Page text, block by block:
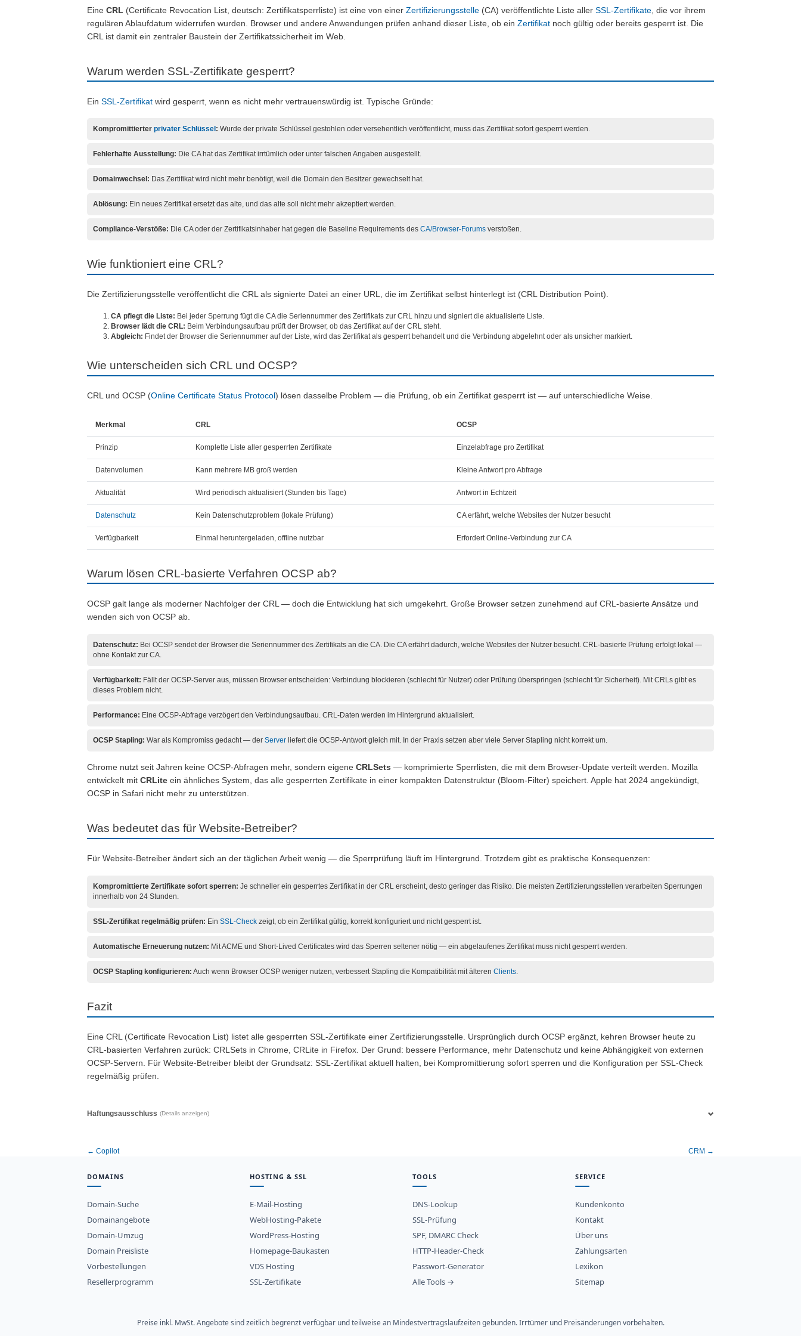
Eine CRL (Certificate Revocation List, deutsch: Zertifikatsperrliste) ist eine von einer Zertifizierungsstelle (CA) veröffentlichte Liste aller SSL-Zertifikate , die vor ihrem
regulären Ablaufdatum widerrufen wurden. Browser und andere Anwendungen prüfen anhand dieser Liste, ob ein Zertifikat noch gültig oder bereits gesperrt ist. Die
CRL ist damit ein zentraler Baustein der Zertifikatssicherheit im Web.
Warum werden SSL-Zertifikate gesperrt?
Ein SSL-Zertifikat wird gesperrt, wenn es nicht mehr vertrauenswürdig ist. Typische Gründe:
Kompromittierter privater Schlüssel : Wurde der private Schlüssel gestohlen oder versehentlich veröffentlicht, muss das Zertifikat sofort gesperrt werden.
Fehlerhafte Ausstellung: Die CA hat das Zertifikat irrtümlich oder unter falschen Angaben ausgestellt.
Domainwechsel: Das Zertifikat wird nicht mehr benötigt, weil die Domain den Besitzer gewechselt hat.
Ablösung: Ein neues Zertifikat ersetzt das alte, und das alte soll nicht mehr akzeptiert werden.
Compliance-Verstöße: Die CA oder der Zertifikatsinhaber hat gegen die Baseline Requirements des CA/Browser-Forums verstoßen.
Wie funktioniert eine CRL?
Die Zertifizierungsstelle veröffentlicht die CRL als signierte Datei an einer URL, die im Zertifikat selbst hinterlegt ist (CRL Distribution Point).
CA pflegt die Liste: Bei jeder Sperrung fügt die CA die Seriennummer des Zertifikats zur CRL hinzu und signiert die aktualisierte Liste.
Browser lädt die CRL: Beim Verbindungsaufbau prüft der Browser, ob das Zertifikat auf der CRL steht.
Abgleich: Findet der Browser die Seriennummer auf der Liste, wird das Zertifikat als gesperrt behandelt und die Verbindung abgelehnt oder als unsicher markiert.
Wie unterscheiden sich CRL und OCSP?
CRL und OCSP (Online Certificate Status Protocol ) lösen dasselbe Problem — die Prüfung, ob ein Zertifikat gesperrt ist — auf unterschiedliche Weise.
Merkmal CRL OCSP
Prinzip Komplette Liste aller gesperrten Zertifikate Einzelabfrage pro Zertifikat
Datenvolumen Kann mehrere MB groß werden Kleine Antwort pro Abfrage
Aktualität Wird periodisch aktualisiert (Stunden bis Tage) Antwort in Echtzeit
Datenschutz Kein Datenschutzproblem (lokale Prüfung) CA erfährt, welche Websites der Nutzer besucht
Verfügbarkeit Einmal heruntergeladen, offline nutzbar Erfordert Online-Verbindung zur CA
Warum lösen CRL-basierte Verfahren OCSP ab?
OCSP galt lange als moderner Nachfolger der CRL — doch die Entwicklung hat sich umgekehrt. Große Browser setzen zunehmend auf CRL-basierte Ansätze und
wenden sich von OCSP ab.
Datenschutz: Bei OCSP sendet der Browser die Seriennummer des Zertifikats an die CA. Die CA erfährt dadurch, welche Websites der Nutzer besucht. CRL-basierte Prüfung erfolgt lokal —
ohne Kontakt zur CA.
Verfügbarkeit: Fällt der OCSP-Server aus, müssen Browser entscheiden: Verbindung blockieren (schlecht für Nutzer) oder Prüfung überspringen (schlecht für Sicherheit). Mit CRLs gibt es
dieses Problem nicht.
Performance: Eine OCSP-Abfrage verzögert den Verbindungsaufbau. CRL-Daten werden im Hintergrund aktualisiert.
OCSP Stapling: War als Kompromiss gedacht — der Server liefert die OCSP-Antwort gleich mit. In der Praxis setzen aber viele Server Stapling nicht korrekt um.
Chrome nutzt seit Jahren keine OCSP-Abfragen mehr, sondern eigene CRLSets — komprimierte Sperrlisten, die mit dem Browser-Update verteilt werden. Mozilla
entwickelt mit CRLite ein ähnliches System, das alle gesperrten Zertifikate in einer kompakten Datenstruktur (Bloom-Filter) speichert. Apple hat 2024 angekündigt,
OCSP in Safari nicht mehr zu unterstützen.
Was bedeutet das für Website-Betreiber?
Für Website-Betreiber ändert sich an der täglichen Arbeit wenig — die Sperrprüfung läuft im Hintergrund. Trotzdem gibt es praktische Konsequenzen:
Kompromittierte Zertifikate sofort sperren: Je schneller ein gesperrtes Zertifikat in der CRL erscheint, desto geringer das Risiko. Die meisten Zertifizierungsstellen verarbeiten Sperrungen
innerhalb von 24 Stunden.
SSL-Zertifikat regelmäßig prüfen: Ein SSL-Check zeigt, ob ein Zertifikat gültig, korrekt konfiguriert und nicht gesperrt ist.
Automatische Erneuerung nutzen: Mit ACME und Short-Lived Certificates wird das Sperren seltener nötig — ein abgelaufenes Zertifikat muss nicht gesperrt werden.
OCSP Stapling konfigurieren: Auch wenn Browser OCSP weniger nutzen, verbessert Stapling die Kompatibilität mit älteren Clients.
Fazit
Eine CRL (Certificate Revocation List) listet alle gesperrten SSL-Zertifikate einer Zertifizierungsstelle. Ursprünglich durch OCSP ergänzt, kehren Browser heute zu
CRL-basierten Verfahren zurück: CRLSets in Chrome, CRLite in Firefox. Der Grund: bessere Performance, mehr Datenschutz und keine Abhängigkeit von externen
OCSP-Servern. Für Website-Betreiber bleibt der Grundsatz: SSL-Zertifikat aktuell halten, bei Kompromittierung sofort sperren und die Konfiguration per SSL-Check
regelmäßig prüfen.
Haftungsausschluss (Details anzeigen)
← Copilot CRM →
DOMAINS
Domain-Suche
Domainangebote
Domain-Umzug
Domain Preisliste
Vorbestellungen
Resellerprogramm
HOSTING & SSL
E-Mail-Hosting
WebHosting-Pakete
WordPress-Hosting
Homepage-Baukasten
VDS Hosting
SSL-Zertifikate
TOOLS
DNS-Lookup
SSL-Prüfung
SPF, DMARC Check
HTTP-Header-Check
Passwort-Generator
Alle Tools →
SERVICE
Kundenkonto
Kontakt
Über uns
Zahlungsarten
Lexikon
Sitemap
Preise inkl. MwSt. Angebote sind zeitlich begrenzt verfügbar und teilweise an Mindestvertragslaufzeiten gebunden. Irrtümer und Preisänderungen vorbehalten.